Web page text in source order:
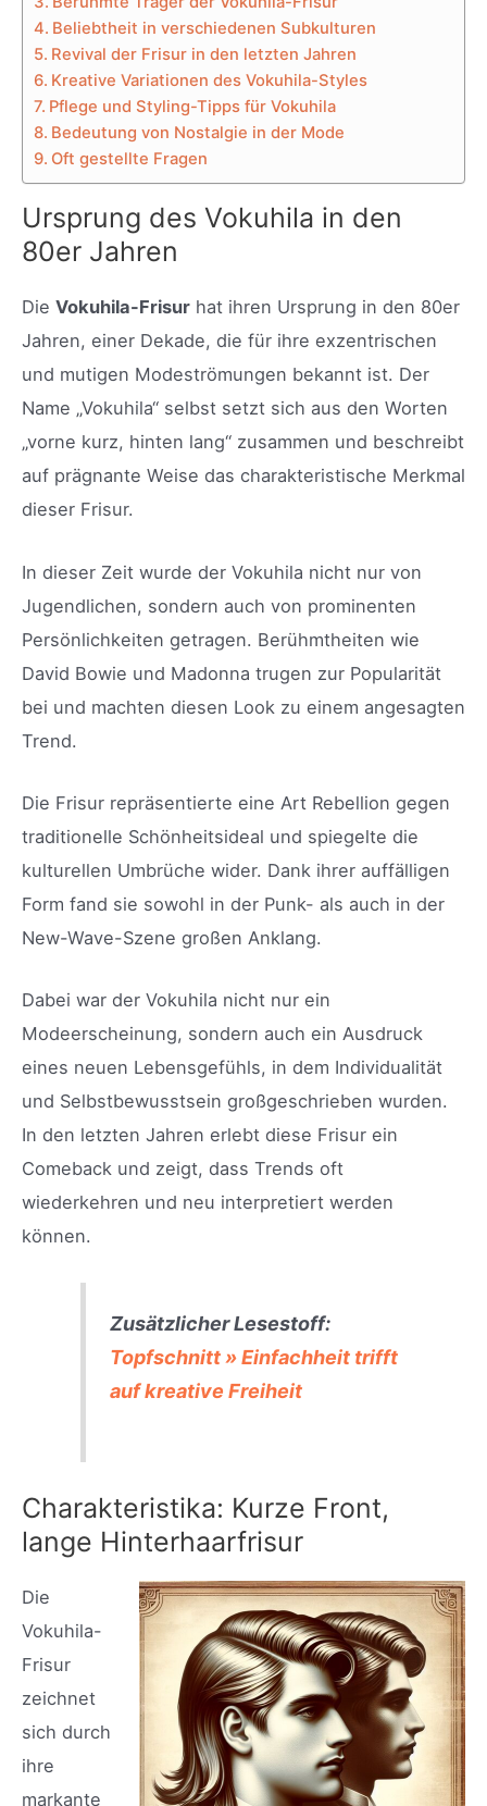
Beliebtheit in verschiedenen Subkulturen
Revival der Frisur in den letzten Jahren
Kreative Variationen des Vokuhila-Styles
Pflege und Styling-Tipps für Vokuhila
Bedeutung von Nostalgie in der Mode
Oft gestellte Fragen
Ursprung des Vokuhila in den
80er Jahren
Die Vokuhila-Frisur hat ihren Ursprung in den 80er
Jahren, einer Dekade, die für ihre exzentrischen
und mutigen Modeströmungen bekannt ist. Der
Name „Vokuhila“ selbst setzt sich aus den Worten
„vorne kurz, hinten lang“ zusammen und beschreibt
auf prägnante Weise das charakteristische Merkmal
dieser Frisur.
In dieser Zeit wurde der Vokuhila nicht nur von
Jugendlichen, sondern auch von prominenten
Persönlichkeiten getragen. Berühmtheiten wie
David Bowie und Madonna trugen zur Popularität
bei und machten diesen Look zu einem angesagten
Trend.
Die Frisur repräsentierte eine Art Rebellion gegen
traditionelle Schönheitsideal und spiegelte die
kulturellen Umbrüche wider. Dank ihrer auffälligen
Form fand sie sowohl in der Punk- als auch in der
New-Wave-Szene großen Anklang.
Dabei war der Vokuhila nicht nur ein
Modeerscheinung, sondern auch ein Ausdruck
eines neuen Lebensgefühls, in dem Individualität
und Selbstbewusstsein großgeschrieben wurden.
In den letzten Jahren erlebt diese Frisur ein
Comeback und zeigt, dass Trends oft
wiederkehren und neu interpretiert werden
können.
Zusätzlicher Lesestoff:
Topfschnitt » Einfachheit trifft
auf kreative Freiheit
Charakteristika: Kurze Front,
lange Hinterhaarfrisur
Die
Vokuhila-
Frisur
zeichnet
sich durch
ihre
markante